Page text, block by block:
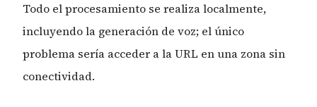
Todo el procesamiento se realiza localmente,
incluyendo la generación de voz; el único
problema sería acceder a la URL en una zona sin
conectividad.